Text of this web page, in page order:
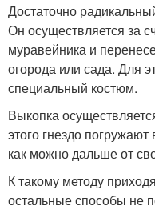
Достаточно
Он осуществляется за
муравейника и
огорода или сада. Для
специальный костюм.
Выкопка
этого гнездо
как можно дальше от
К такому методу
остальные способы не